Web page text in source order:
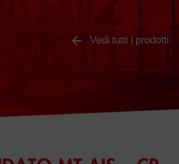
Vedi tutti i prodotti